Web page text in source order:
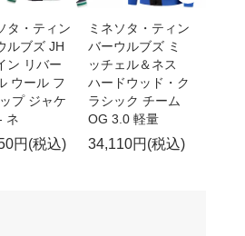
タ・ティン
ルブズ JH
ン リバー
ウール フ
プ ジャケ
ネ
円(税込)
ミネソタ・ティン
バーウルブズ ミ
ッチェル＆ネス
ハードウッド・ク
ラシック チーム
OG 3.0 軽量
34,110円(税込)